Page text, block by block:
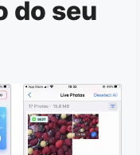
do seu